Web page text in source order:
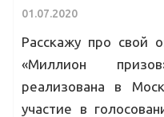
01.07.2020
Расскажу про свой
«Миллион
реализована в
участие в